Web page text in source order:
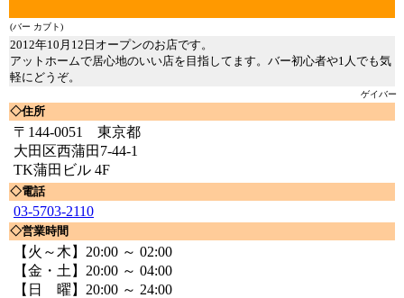
(バー カブト)
2012年10月12日オープンのお店です。
アットホームで居心地のいい店を目指してます。バー初心者や1人でも気
軽にどうぞ。
ゲイバー
◇住所
〒144-0051 東京都
大田区西蒲田7-44-1
TK蒲田ビル 4F
◇電話
03-5703-2110
◇営業時間
【火～木】20:00 ～ 02:00
【金・土】20:00 ～ 04:00
【日 曜】20:00 ～ 24:00